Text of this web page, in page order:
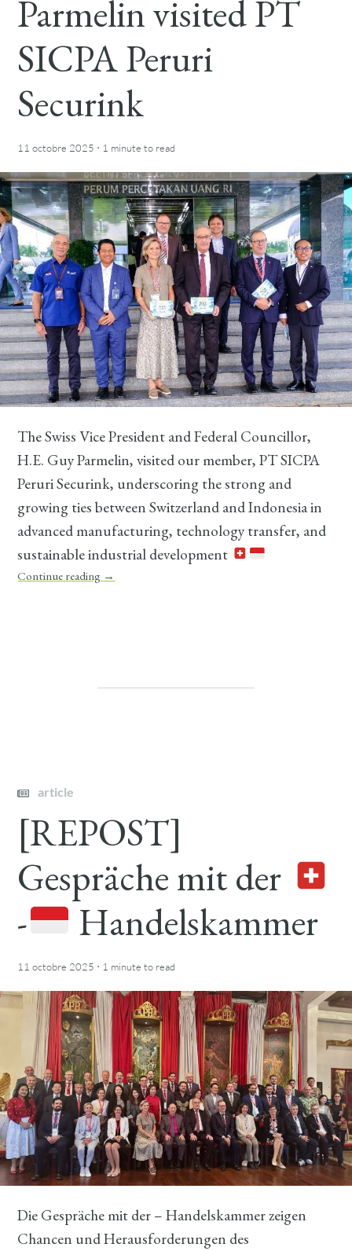
Parmelin visited PT
SICPA Peruri
Securink
11 octobre 2025 · 1 minute to read
The Swiss Vice President and Federal Councillor,
H.E. Guy Parmelin, visited our member, PT SICPA
Peruri Securink, underscoring the strong and
growing ties between Switzerland and Indonesia in
advanced manufacturing, technology transfer, and
sustainable industrial development
Continue reading →
article
[REPOST]
Gespräche mit der
-
Handelskammer
11 octobre 2025 · 1 minute to read
Die Gespräche mit der – Handelskammer zeigen
Chancen und Herausforderungen des